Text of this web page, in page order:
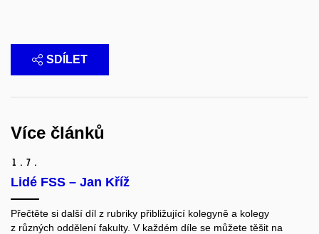
SDÍLET
Více článků
1. 7.
Lidé FSS – Jan Kříž
Přečtěte si další díl z rubriky přibližující kolegyně a kolegy
z různých oddělení fakulty. V každém díle se můžete těšit na